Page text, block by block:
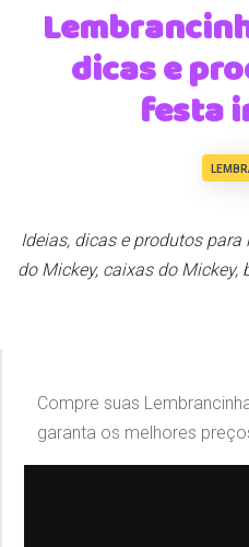
dicas e
festa
Ideias, dicas e produtos
do Mickey, caixas do Mickey,
Compre suas
garanta os melhores